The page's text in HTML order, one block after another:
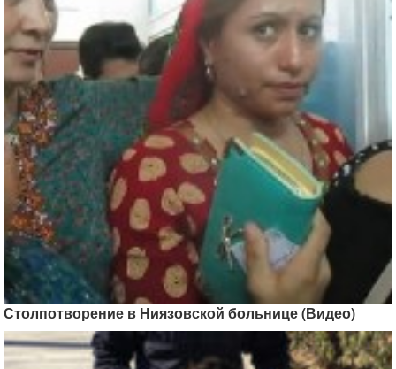
Столпотворение в Ниязовской больнице (Видео)